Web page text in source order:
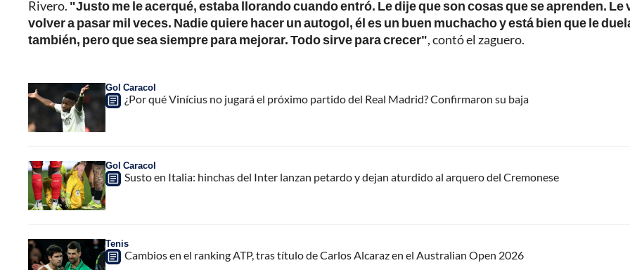
Rivero. "Justo me le acerqué, estaba llorando cuando entró. Le dije que son cosas que se aprenden. Le
volver a pasar mil veces. Nadie quiere hacer un autogol, él es un buen muchacho y está bien que le
también, pero que sea siempre para mejorar. Todo sirve para crecer", contó el zaguero.
Gol Caracol
¿Por qué Vinícius no jugará el próximo partido del Real Madrid? Confirmaron su baja
Gol Caracol
Susto en Italia: hinchas del Inter lanzan petardo y dejan aturdido al arquero del Cremonese
Tenis
Cambios en el ranking ATP, tras título de Carlos Alcaraz en el Australian Open 2026